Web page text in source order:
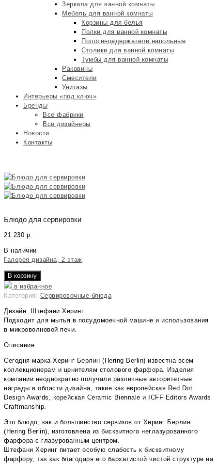
Зеркала для ванной комнаты
Мебель для ванной комнаты
Корзины для белья
Полки для ванной комнаты
Полотенцедержатели напольные
Столики для ванной комнаты
Тумбы для ванной комнаты
Раковины
Смесители
Унитазы
Интерьеры «под ключ»
Бренды
Все фабрики
Все дизайнеры
Новости
Контакты
Блюдо для сервировки
21 230 р.
В наличии
Галерея дизайна, 2 этаж
В корзину
в избранное
Категория: Сервировочные блюда
Дизайн: Штефани Херинг
Подходит для мытья в посудомоечной машине и использования
в микроволновой печи.
Описание
Сегодня марка Херинг Берлин (Hering Berlin) известна всем
коллекционерам и ценителям столового фарфора. Изделия
компании неоднократно получали различные авторитетные
награды в области дизайна, такие как европейская Red Dot
Design Awards, корейская Ceramic Biennale и ICFF Editors Awards
Craftmanship.
Это блюдо, как и большинство сервизов от Херинг Берлин
(Hering Berlin), изготовлена из бисквитного неглазурованного
фарфора с глазурованным центром.
Штефани Херинг питает особую слабость к бисквитному
фарфору, так как благодаря его бархатистой чистой структуре на